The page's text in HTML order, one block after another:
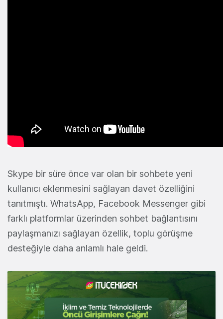
Skype bir süre önce var olan bir sohbete yeni
kullanıcı eklenmesini sağlayan davet özelliğini
tanıtmıştı. WhatsApp, Facebook Messenger gibi
farklı platformlar üzerinden sohbet bağlantısını
paylaşmanızı sağlayan özellik, toplu görüşme
desteğiyle daha anlamlı hale geldi.